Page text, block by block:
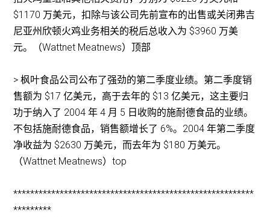
$1170 万美元，扣除与该公司先前宣布的出售或关闭弗吉
尼亚州欣顿火鸡业务相关的税后总收入为 $3960 万美
元。（Wattnet Meatnews）顶部
> 枫叶食品公司公布了强劲的第二季度业绩。第二季度销
售额为 $17 亿美元，高于去年的 $13 亿美元，这主要归
功于纳入了 2004 年 4 月 5 日收购的施耐德食品的业绩。
不包括施耐德食品，销售额增长了 6%。2004 年第二季度
净收益为 $2630 万美元，而去年为 $180 万美元。
（Wattnet Meatnews）top
*********************************************************
*********